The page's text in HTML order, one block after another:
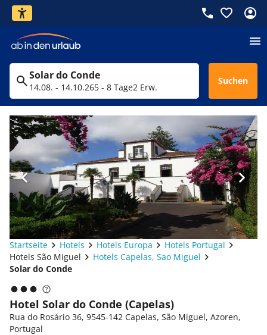
Solar do Conde
14.08. - 14.10.265 - 8 Tage2 Erw.
Suchen
Startseite Hotels Hotels Europa
Hotels Portugal
Hotels São Miguel
Hotels Capelas, Sao Miguel
Solar do Conde
Hotel Solar do Conde (Capelas)
Rua do Rosário 36, 9545-142 Capelas, São Miguel, Azoren,
Portugal